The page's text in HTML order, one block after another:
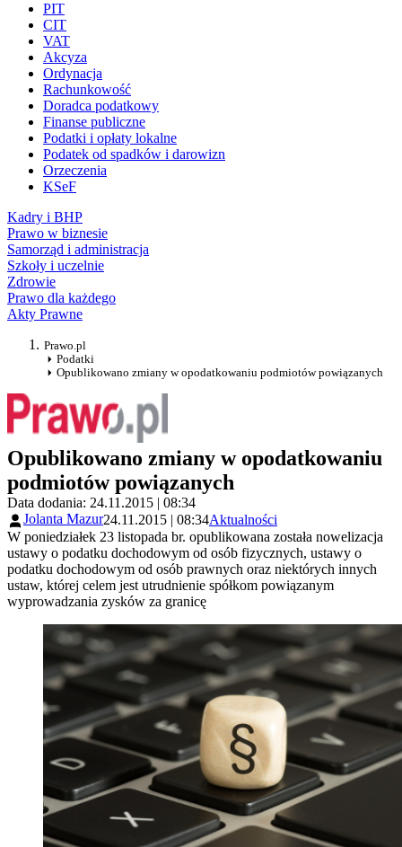
PIT
CIT
VAT
Akcyza
Ordynacja
Rachunkowość
Doradca podatkowy
Finanse publiczne
Podatki i opłaty lokalne
Podatek od spadków i darowizn
Orzeczenia
KSeF
Kadry i BHP
Prawo w biznesie
Samorząd i administracja
Szkoły i uczelnie
Zdrowie
Prawo dla każdego
Akty Prawne
Prawo.pl
Podatki
Opublikowano zmiany w opodatkowaniu podmiotów powiązanych
Opublikowano zmiany w opodatkowaniu
podmiotów powiązanych
Data dodania: 24.11.2015 | 08:34
Jolanta Mazur24.11.2015 | 08:34Aktualności
W poniedziałek 23 listopada br. opublikowana została nowelizacja
ustawy o podatku dochodowym od osób fizycznych, ustawy o
podatku dochodowym od osób prawnych oraz niektórych innych
ustaw, której celem jest utrudnienie spółkom powiązanym
wyprowadzania zysków za granicę